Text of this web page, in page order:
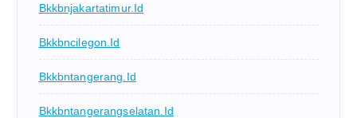
Bkkbnjakartatimur.id
Bkkbncilegon.id
Bkkbntangerang.id
Bkkbntangerangselatan.id